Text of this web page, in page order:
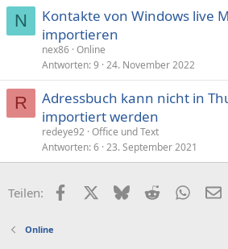
N
Kontakte von Windows live
importieren
nex86 Online
Antworten 9 24. November 2022
R
Adressbuch kann nicht in
importiert werden
redeye92 Office und Text
Antworten 6 23. September 2021
Teilen: FacebookX (Twitter)
BlueskyReddit
Online